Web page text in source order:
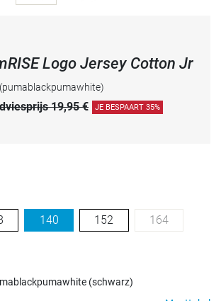
Logo Jersey Cotton Jr
(pumablackpumawhite)
19,95 € JE BESPAART 35%
140 152 164
(schwarz)